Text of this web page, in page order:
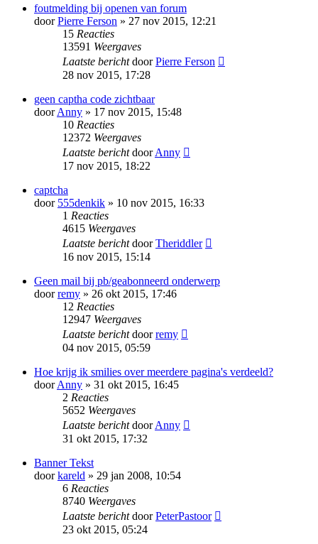
foutmelding bij openen van forum
doorPierre Ferson » 27 nov 2015, 12:21
15 Reacties
13591 Weergaves
Laatste berichtdoorPierre Ferson
28 nov 2015, 17:28
geen captha code zichtbaar
doorAnny » 17 nov 2015, 15:48
10 Reacties
12372 Weergaves
Laatste berichtdoorAnny
17 nov 2015, 18:22
captcha
door 555denkik » 10 nov 2015, 16:33
1 Reacties
4615 Weergaves
Laatste berichtdoorTheriddler
16 nov 2015, 15:14
Geen mail bij pb/geabonneerd onderwerp
doorremy » 26 okt 2015, 17:46
12 Reacties
12947 Weergaves
Laatste berichtdoorremy
04 nov 2015, 05:59
Hoe krijg ik smilies over meerdere pagina's verdeeld?
doorAnny » 31 okt 2015, 16:45
2 Reacties
5652 Weergaves
Laatste berichtdoorAnny
31 okt 2015, 17:32
Banner Tekst
doorkareld » 29 jan 2008, 10:54
6 Reacties
8740 Weergaves
Laatste berichtdoorPeterPastoor
23 okt 2015, 05:24